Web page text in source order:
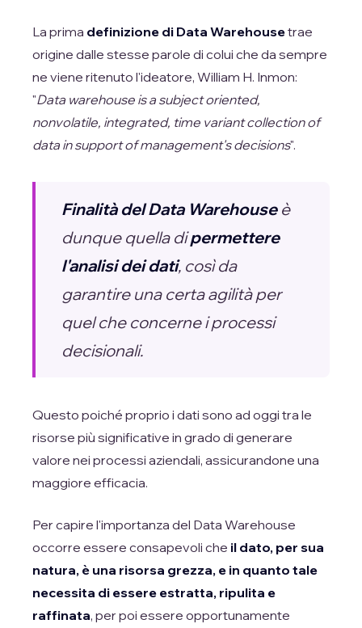
La prima definizione di Data Warehousetrae
origine dalle stesse parole di colui che da sempre
ne viene ritenuto l'ideatore, William H. Inmon:
"Data warehouse is a subject oriented,
nonvolatile, integrated, time variant collection of
data in support of management's decisions".
Finalità del Data Warehouseè
dunque quella dipermettere
l'analisi dei dati, così da
garantire una certa agilità per
quel che concerne i processi
decisionali.
Questo poiché proprio i dati sono ad oggi tra le
risorse più significative in grado di generare
valore nei processi aziendali, assicurandone una
maggiore efficacia.
Per capire l'importanza del Data Warehouse
occorre essere consapevoli che il dato, per sua
natura, è una risorsa grezza, e in quanto tale
necessita di essere estratta, ripulita e
raffinata, per poi essere opportunamente